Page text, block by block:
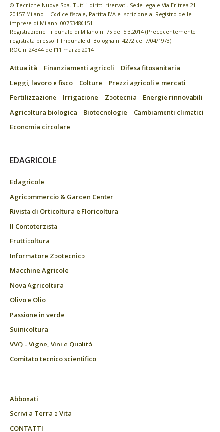
© Tecniche Nuove Spa. Tutti i diritti riservati. Sede legale Via Eritrea 21 -
20157 Milano | Codice fiscale, Partita IVA e Iscrizione al Registro delle
imprese di Milano: 00753480151
Registrazione Tribunale di Milano n. 76 del 5.3.2014 (Precedentemente
registrata presso il Tribunale di Bologna n. 4272 del 7/04/1973)
ROC n. 24344 dell’11 marzo 2014
Attualità Finanziamenti agricoli
Difesa fitosanitaria
Leggi, lavoro e fisco
Colture
Prezzi agricoli e mercati
Fertilizzazione
Irrigazione Zootecnia
Energie rinnovabili
Agricoltura biologica
Biotecnologie
Cambiamenti climatici
Economia circolare
EDAGRICOLE
Edagricole
Agricommercio & Garden Center
Rivista di Orticoltura e Floricoltura
Il Contoterzista
Frutticoltura
Informatore Zootecnico
Macchine Agricole
Nova Agricoltura
Olivo e Olio
Passione in verde
Suinicoltura
VVQ – Vigne, Vini e Qualità
Comitato tecnico scientifico
Abbonati
Scrivi a Terra e Vita
CONTATTI